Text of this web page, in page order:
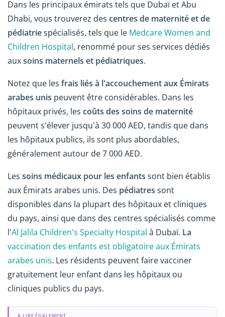
Dans les principaux émirats tels que Dubaï et Abu
Dhabi, vous trouverez des centres de maternité et de
pédiatriespécialisés, tels que le Medcare Women and
Children Hospital, renommé pour ses services dédiés
auxsoins maternels et pédiatriques.
Notez que les frais liés à l'accouchement aux Émirats
arabes unis peuvent être considérables. Dans les
hôpitaux privés, les coûts des soins de maternité
peuvent s'élever jusqu'à 30 000 AED, tandis que dans
les hôpitaux publics, ils sont plus abordables,
généralement autour de 7 000 AED.
Les soins médicaux pour les enfants sont bien établis
aux Émirats arabes unis. Des pédiatres sont
disponibles dans la plupart des hôpitaux et cliniques
du pays, ainsi que dans des centres spécialisés comme
l'Al Jalila Children's Specialty Hospital à Dubaï. La
vaccination des enfants est obligatoire aux Émirats
arabes unis. Les résidents peuvent faire vacciner
gratuitement leur enfant dans les hôpitaux ou
cliniques publics du pays.
A LIRE ÉGALEMENT